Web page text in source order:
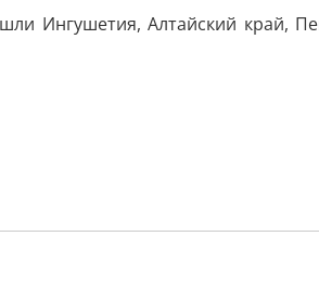
Ингушетия, Алтайский край,